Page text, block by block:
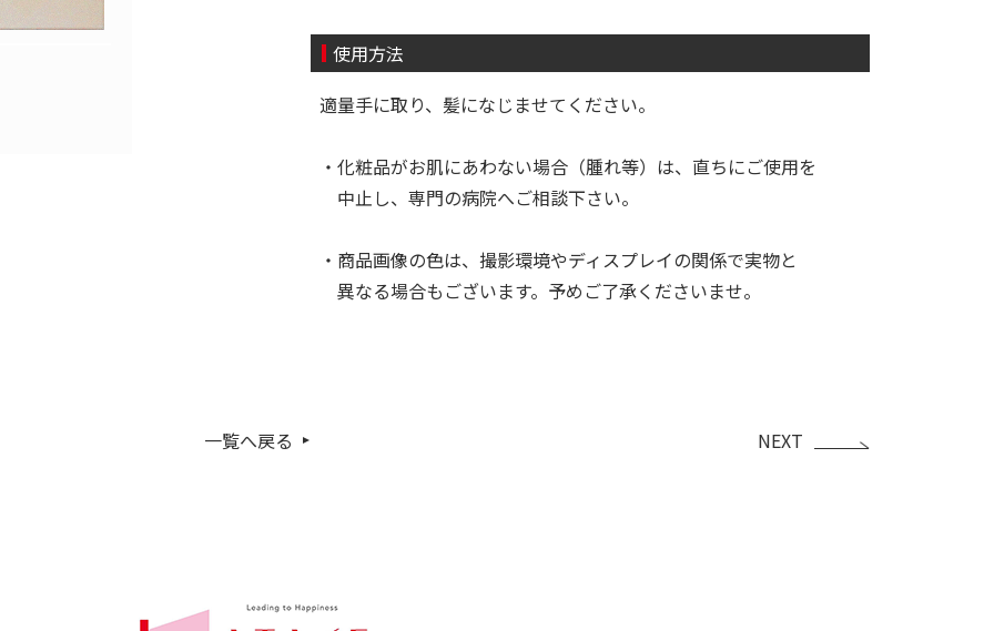
使用方法
適量手に取り、髪になじませてください。
・化粧品がお肌にあわない場合（腫れ等）は、直ちにご使用を
中止し、専門の病院へご相談下さい。
・商品画像の色は、撮影環境やディスプレイの関係で実物と
異なる場合もございます。予めご了承くださいませ。
一覧へ戻る NEXT